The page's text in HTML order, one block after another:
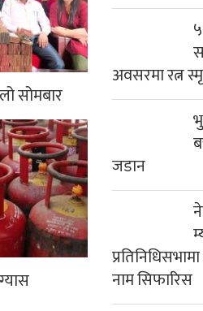
सोमबार
अवसरमा रत्न
जडान
नाम सिफारिस